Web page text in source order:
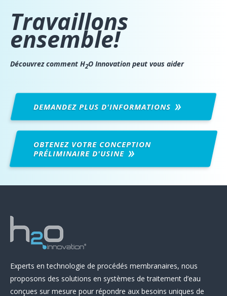
Travaillons
ensemble!
Découvrez comment H2O Innovation peut vous aider
DEMANDEZ PLUS D'INFORMATIONS
OBTENEZ VOTRE CONCEPTION
PRÉLIMINAIRE D'USINE
Experts en technologie de procédés membranaires, nous
proposons des solutions en systèmes de traitement d’eau
conçues sur mesure pour répondre aux besoins uniques de